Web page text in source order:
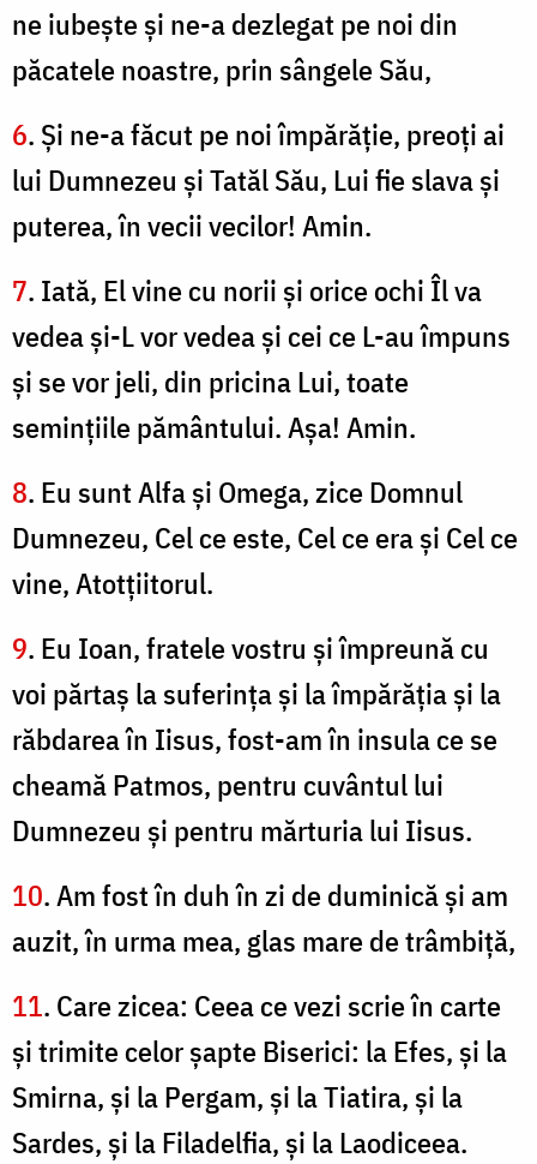
ne iubeşte şi ne-a dezlegat pe noi din
păcatele noastre, prin sângele Său,
6. Şi ne-a făcut pe noi împărăţie, preoţi ai
lui Dumnezeu şi Tatăl Său, Lui fie slava şi
puterea, în vecii vecilor! Amin.
7. Iată, El vine cu norii şi orice ochi Îl va
vedea şi-L vor vedea şi cei ce L-au împuns
şi se vor jeli, din pricina Lui, toate
seminţiile pământului. Aşa! Amin.
8. Eu sunt Alfa şi Omega, zice Domnul
Dumnezeu, Cel ce este, Cel ce era şi Cel ce
vine, Atotţiitorul.
9. Eu Ioan, fratele vostru şi împreună cu
voi părtaş la suferinţa şi la împărăţia şi la
răbdarea în Iisus, fost-am în insula ce se
cheamă Patmos, pentru cuvântul lui
Dumnezeu şi pentru mărturia lui Iisus.
10. Am fost în duh în zi de duminică şi am
auzit, în urma mea, glas mare de trâmbiţă,
11. Care zicea: Ceea ce vezi scrie în carte
şi trimite celor şapte Biserici: la Efes, şi la
Smirna, şi la Pergam, şi la Tiatira, şi la
Sardes, şi la Filadelfia, şi la Laodiceea.